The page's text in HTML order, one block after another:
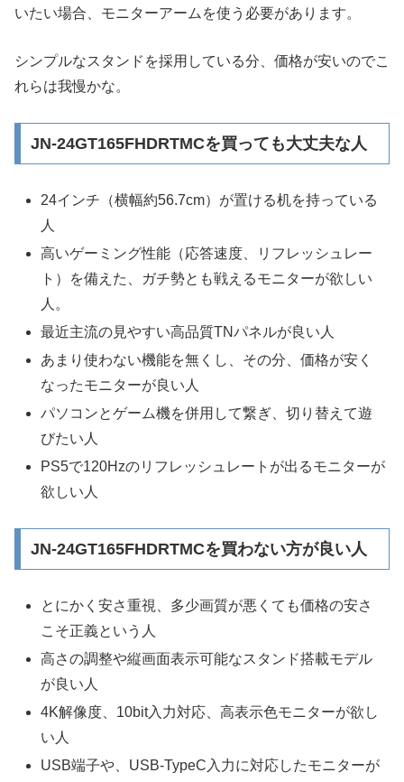
いたい場合、モニターアームを使う必要があります。
シンプルなスタンドを採用している分、価格が安いのでこ
れらは我慢かな。
JN-24GT165FHDRTMCを買っても大丈夫な人
24インチ（横幅約56.7cm）が置ける机を持っている
人
高いゲーミング性能（応答速度、リフレッシュレー
ト）を備えた、ガチ勢とも戦えるモニターが欲しい
人。
最近主流の見やすい高品質TNパネルが良い人
あまり使わない機能を無くし、その分、価格が安く
なったモニターが良い人
パソコンとゲーム機を併用して繋ぎ、切り替えて遊
びたい人
PS5で120Hzのリフレッシュレートが出るモニターが
欲しい人
JN-24GT165FHDRTMCを買わない方が良い人
とにかく安さ重視、多少画質が悪くても価格の安さ
こそ正義という人
高さの調整や縦画面表示可能なスタンド搭載モデル
が良い人
4K解像度、10bit入力対応、高表示色モニターが欲し
い人
USB端子や、USB-TypeC入力に対応したモニターが